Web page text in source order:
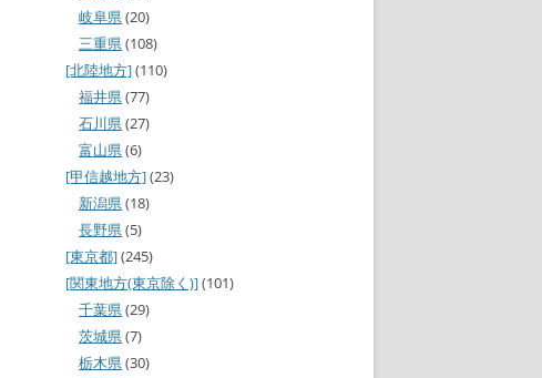
岐阜県(20)
三重県(108)
[北陸地方](110)
福井県(77)
石川県(27)
富山県(6)
[甲信越地方](23)
新潟県(18)
長野県(5)
[東京都](245)
[関東地方(東京除く)](101)
千葉県(29)
茨城県(7)
栃木県(30)